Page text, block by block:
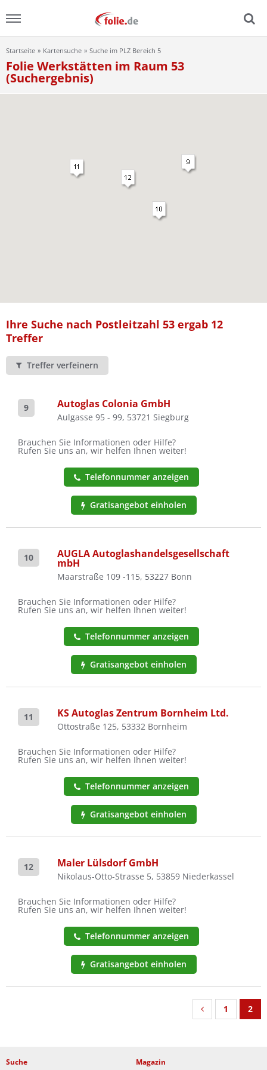
Menu
Home
Startseite Kartensuche Suche im PLZ Bereich 5
Folie Werkstätten im Raum 53
(Suchergebnis)
Ihre Suche nach Postleitzahl 53 ergab 12
Treffer
Treffer verfeinern
9 Autoglas Colonia GmbH
Aulgasse 95 - 99, 53721 Siegburg
Brauchen Sie Informationen oder Hilfe?
Rufen Sie uns an, wir helfen Ihnen weiter!
Telefonnummer anzeigen
Gratisangebot einholen
10 AUGLA Autoglashandelsgesellschaft
mbH
Maarstraße 109 -115, 53227 Bonn
Brauchen Sie Informationen oder Hilfe?
Rufen Sie uns an, wir helfen Ihnen weiter!
Telefonnummer anzeigen
Gratisangebot einholen
11 KS Autoglas Zentrum Bornheim Ltd.
Ottostraße 125, 53332 Bornheim
Brauchen Sie Informationen oder Hilfe?
Rufen Sie uns an, wir helfen Ihnen weiter!
Telefonnummer anzeigen
Gratisangebot einholen
12 Maler Lülsdorf GmbH
Nikolaus-Otto-Strasse 5, 53859 Niederkassel
Brauchen Sie Informationen oder Hilfe?
Rufen Sie uns an, wir helfen Ihnen weiter!
Telefonnummer anzeigen
Gratisangebot einholen
1 2
Suche Magazin